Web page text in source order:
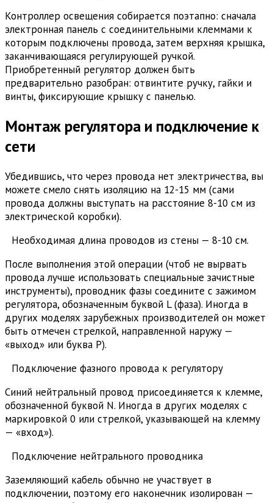
Контроллер освещения собирается поэтапно: сначала
электронная панель с соединительными клеммами к
которым подключены провода, затем верхняя крышка,
заканчивающаяся регулирующей ручкой.
Приобретенный регулятор должен быть
предварительно разобран: отвинтите ручку, гайки и
винты, фиксирующие крышку с панелью.
Монтаж регулятора и подключение к
сети
Убедившись, что через провода нет электричества, вы
можете смело снять изоляцию на 12-15 мм (сами
провода должны выступать на расстояние 8-10 см из
электрической коробки).
Необходимая длина проводов из стены — 8-10 см.
После выполнения этой операции (чтоб не вырвать
провода лучше использовать специальные зачистные
инструменты), проводник фазы соедините с зажимом
регулятора, обозначенным буквой L (фаза). Иногда в
других моделях зарубежных производителей он может
быть отмечен стрелкой, направленной наружу —
«выход» или буква P).
Подключение фазного провода к регулятору
Синий нейтральный провод присоединяется к клемме,
обозначенной буквой N. Иногда в других моделях с
маркировкой 0 или стрелкой, указывающей на клемму
— «вход»).
Подключение нейтрального проводника
Заземляющий кабель обычно не участвует в
подключении, поэтому его наконечник изолирован —